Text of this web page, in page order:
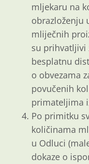
mljekaru na
obrazloženju
mliječnih
su prihvatljivi
besplatnu
o obvezama
povučenih
primateljima
Po primitku
količinama
u Odluci
dokaze o